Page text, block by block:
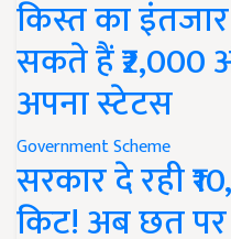
किस्त का
सकते हैं
अपना स्टेटस
Government Scheme
सरकार दे रही
किट! अब छत पर